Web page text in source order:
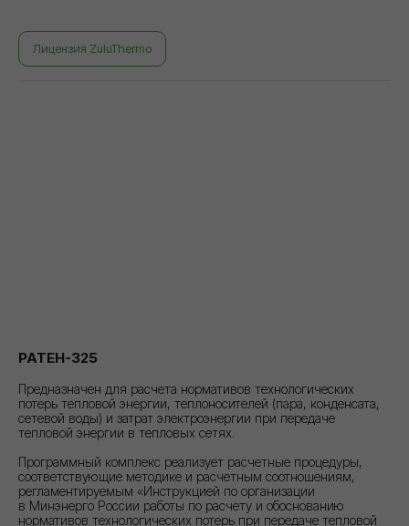
Лицензия ZuluThermo
РАТЕН-325
Предназначен для расчета нормативов технологических
потерь тепловой энергии, теплоносителей (пара, конденсата,
сетевой воды) и затрат электроэнергии при передаче
тепловой энергии в тепловых сетях.
Программный комплекс реализует расчетные процедуры,
соответствующие методике и расчетным соотношениям,
регламентируемым «Инструкцией по организации
в Минэнерго России работы по расчету и обоснованию
нормативов технологических потерь при передаче тепловой
Клиентам
О компании
Услуги
Блог
Контакты